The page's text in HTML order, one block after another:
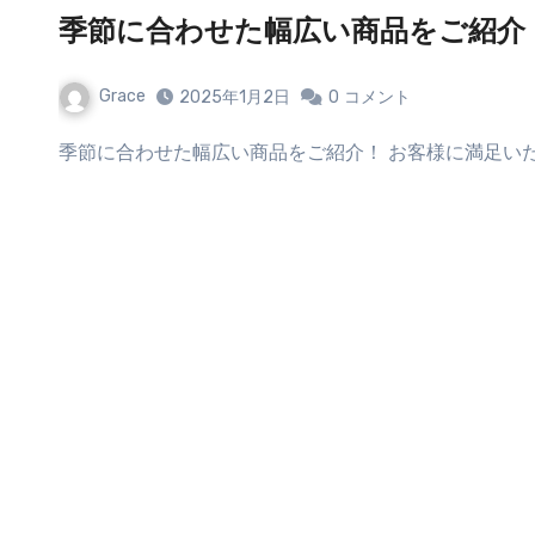
季節に合わせた幅広い商品をご紹介
Grace 2025年1月2日 0 コメント
季節に合わせた幅広い商品をご紹介！ お客様に満足い